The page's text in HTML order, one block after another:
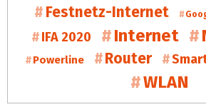
Festnetz-Internet
IFA 2020
Internet
Powerline Router
WLAN